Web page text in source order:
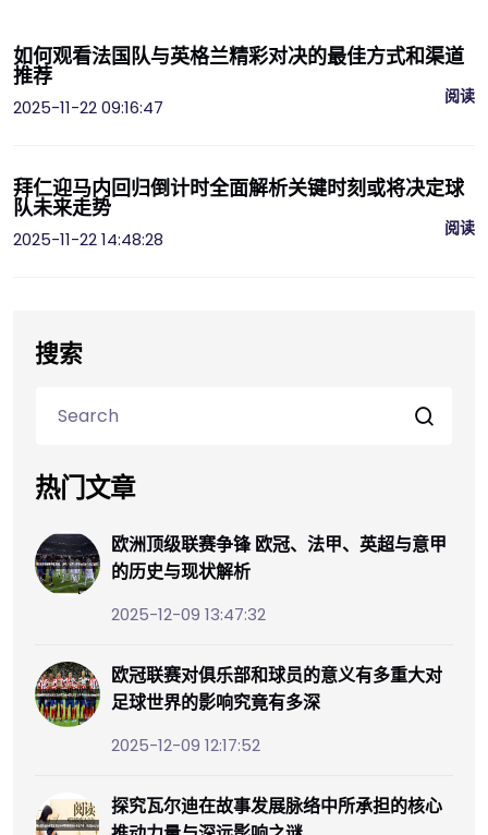
如何观看法国队与英格兰精彩对决的最佳方式和渠道
推荐
2025-11-22 09:16:47
阅读
拜仁迎马内回归倒计时全面解析关键时刻或将决定球
队未来走势
2025-11-22 14:48:28
阅读
搜索
热门文章
欧洲顶级联赛争锋 欧冠、法甲、英超与意甲
的历史与现状解析
2025-12-09 13:47:32
欧冠联赛对俱乐部和球员的意义有多重大对
足球世界的影响究竟有多深
2025-12-09 12:17:52
探究瓦尔迪在故事发展脉络中所承担的核心